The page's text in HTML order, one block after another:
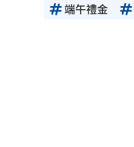
端午禮金